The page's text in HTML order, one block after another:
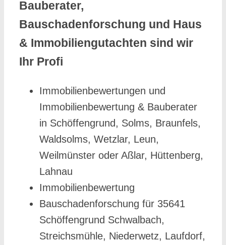
Bauberater,
Bauschadenforschung und Haus
& Immobiliengutachten sind wir
Ihr Profi
Immobilienbewertungen und
Immobilienbewertung & Bauberater
in Schöffengrund, Solms, Braunfels,
Waldsolms, Wetzlar, Leun,
Weilmünster oder Aßlar, Hüttenberg,
Lahnau
Immobilienbewertung
Bauschadenforschung für 35641
Schöffengrund Schwalbach,
Streichsmühle, Niederwetz, Laufdorf,